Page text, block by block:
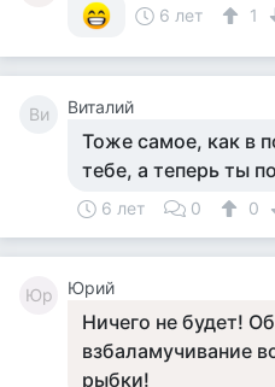
6 лет
1
Ви Виталий
Тоже самое, как в
тебе, а теперь ты
6 лет 0 0
Юр Юрий
Ничего не будет!
взбаламучивание
рыбки!